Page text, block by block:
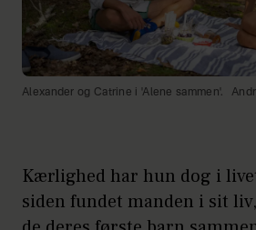
Alexander og Catrine i 'Alene sammen'.
Kærlighed har hun dog i
siden fundet manden i sit